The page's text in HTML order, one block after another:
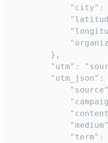
"city":
        },
"utm":
"utm_json":
"term":